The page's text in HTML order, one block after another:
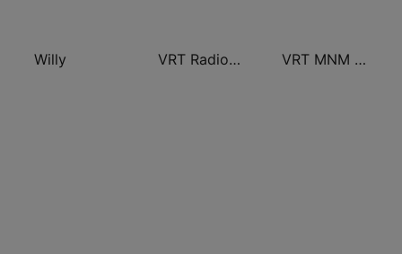
Willy VRT Radio 2 West-Vlaanderen VRT MNM Hits